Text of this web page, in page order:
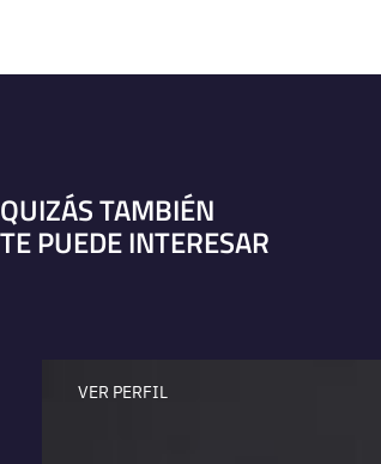
QUIZÁS TAMBIÉN
TE PUEDE INTERESAR
VER PERFIL